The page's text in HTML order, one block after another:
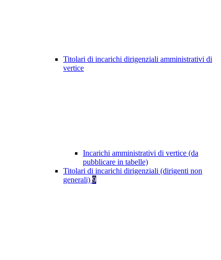
Titolari di incarichi dirigenziali amministrativi di
vertice
Incarichi amministrativi di vertice (da
pubblicare in tabelle)
Titolari di incarichi dirigenziali (dirigenti non
generali) 9